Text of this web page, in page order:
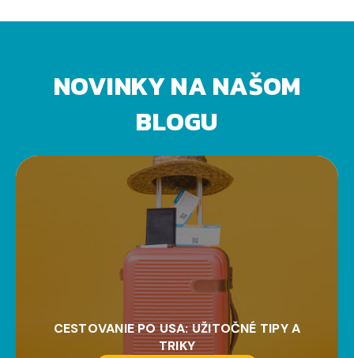
NOVINKY NA NAŠOM
BLOGU
CESTOVANIE PO USA: UŽITOČNÉ TIPY A
TRIKY